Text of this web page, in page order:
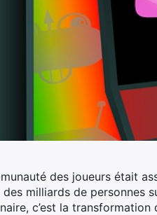
des joueurs était
des milliards de personnes
c’est la